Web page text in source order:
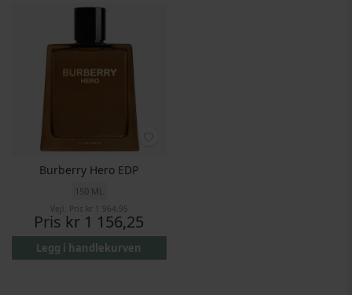
Burberry Hero EDP
150 ML
Vejl. Pris kr 1 964,95
Pris kr 1 156,25
Legg i handlekurven